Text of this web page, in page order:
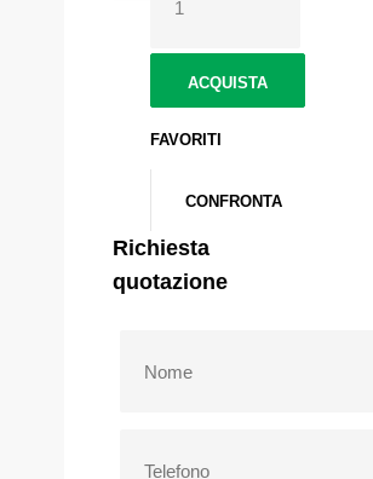
FAVORITI
CONFRONTA
Richiesta
quotazione